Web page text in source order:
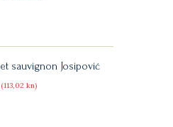
sauvignon Josipović
(113 02 kn)